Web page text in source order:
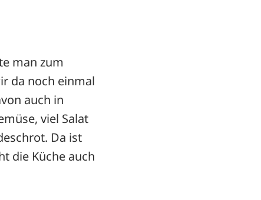
man zum
da noch einmal
auch in
viel Salat
Da ist
die Küche auch